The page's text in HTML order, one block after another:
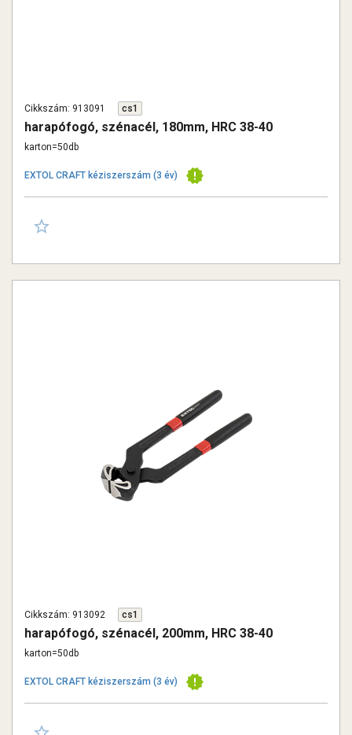
Cikkszám: 913091 cs1
harapófogó, szénacél, 180mm, HRC 38-40
karton=50db
EXTOL CRAFT kéziszerszám (3 év)
Cikkszám: 913092 cs1
harapófogó, szénacél, 200mm, HRC 38-40
karton=50db
EXTOL CRAFT kéziszerszám (3 év)